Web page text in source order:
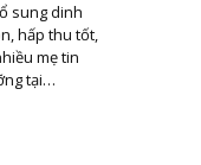
sung dinh
hấp thu tốt,
mẹ tin
tại…